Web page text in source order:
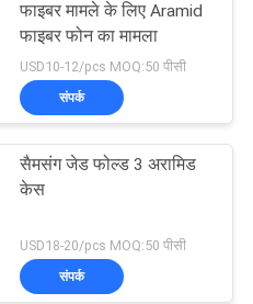
फाइबर मामले के लिए Aramid
फाइबर फोन का मामला
USD10-12/pcs MOQ:50 पीसी
संपर्क
सैमसंग जेड फोल्ड 3 अरामिड
केस
USD18-20/pcs MOQ:50 पीसी
संपर्क